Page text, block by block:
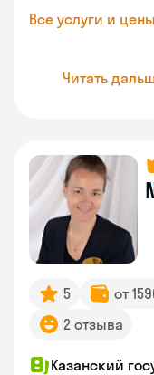
Все услуги и
Читать
5 от
2 отзыва
Казанский